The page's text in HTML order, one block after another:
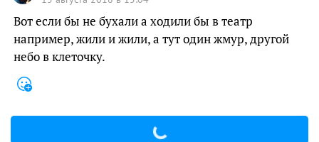
Вот если бы не бухали а ходили бы в театр
например, жили и жили, а тут один жмур, другой
небо в клеточку.